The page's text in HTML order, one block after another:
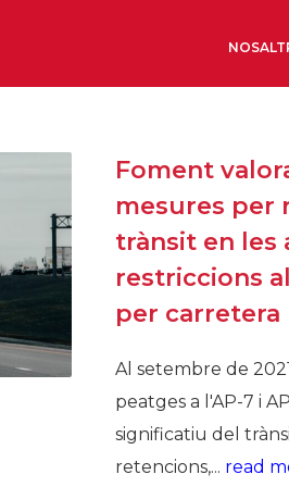
Foment
mesures per
trànsit en les
restriccions
per carretera
Al setembre de
peatges a l'AP-7 i
significatiu del
retencions,... read